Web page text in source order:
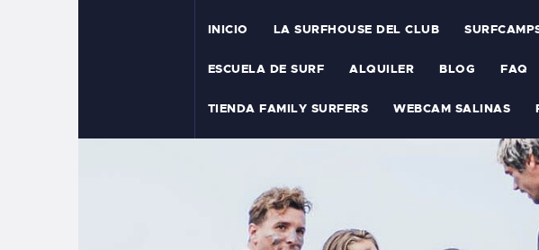
INICIO LA SURFHOUSE DEL CLUB
ESCUELA DE SURF ALQUILER BLOG FAQ
TIENDA FAMILY SURFERS WEBCAM SALINAS